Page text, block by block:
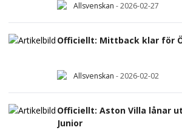
Allsvenskan -2026-02-27
Officiellt: Mittback klar för
Allsvenskan -2026-02-02
Officiellt: Aston Villa lånar
Junior